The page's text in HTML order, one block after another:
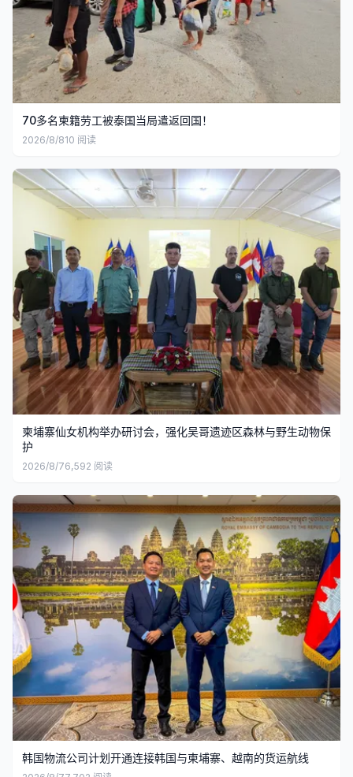
70多名柬籍劳工被泰国当局遣返回国！
2026/8/810 阅读
柬埔寨仙女机构举办研讨会，强化吴哥遗迹区森林与野生动物保
护
2026/8/76,592 阅读
韩国物流公司计划开通连接韩国与柬埔寨、越南的货运航线